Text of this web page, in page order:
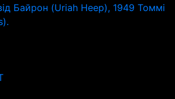
Байрон (Uriah Heep), 1949 Томмі